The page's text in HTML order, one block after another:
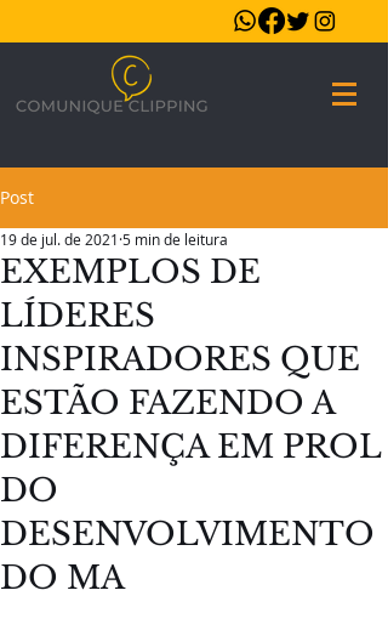
Post
EXEMPLOS DE
LÍDERES
INSPIRADORES QUE
ESTÃO FAZENDO A
DIFERENÇA EM PROL
DO
DESENVOLVIMENTO
DO MA
19 de jul. de 2021 5 min de leitura